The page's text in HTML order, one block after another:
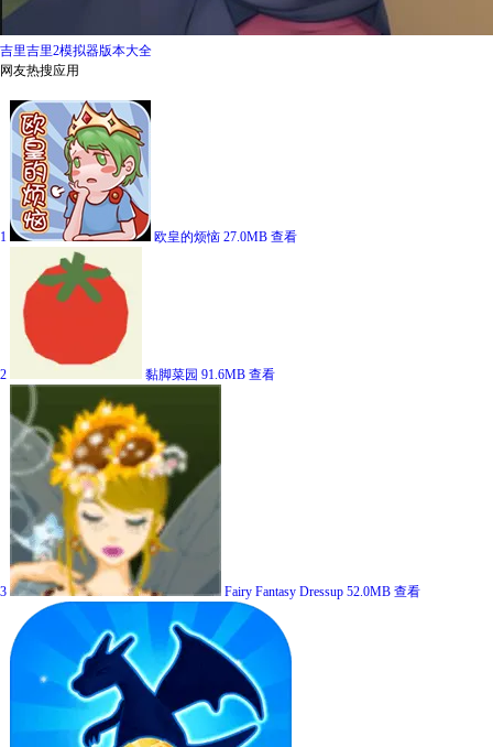
吉里吉里2模拟器版本大全
网友热搜应用
1 欧皇的烦恼 27.0MB 查看
2 黏脚菜园 91.6MB 查看
3 Fairy Fantasy Dressup 52.0MB 查看